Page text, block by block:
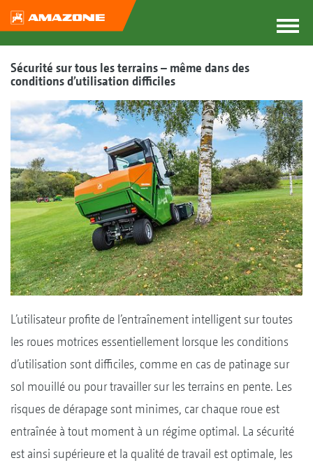
Sécurité sur tous les terrains – même dans des
conditions d’utilisation difficiles
L’utilisateur profite de l’entraînement intelligent sur toutes
les roues motrices essentiellement lorsque les conditions
d’utilisation sont difficiles, comme en cas de patinage sur
sol mouillé ou pour travailler sur les terrains en pente. Les
risques de dérapage sont minimes, car chaque roue est
entraînée à tout moment à un régime optimal. La sécurité
est ainsi supérieure et la qualité de travail est optimale, les